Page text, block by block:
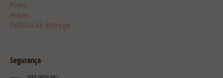
Frete
Prazo
Política de Entrega
Segurança